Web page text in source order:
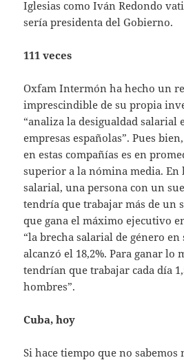
Iglesias como Iván Redondo
sería presidenta del Gobierno.
111 veces
Oxfam Intermón ha hecho un
imprescindible de su propia
“analiza la desigualdad salarial
empresas españolas”. Pues
en estas compañías es en
superior a la nómina media. En
salarial, una persona con un
tendría que trabajar más de un
que gana el máximo ejecutivo
“la brecha salarial de género en
alcanzó el 18,2%. Para ganar lo
tendrían que trabajar cada día
hombres”.
Cuba, hoy
Si hace tiempo que no sabemos